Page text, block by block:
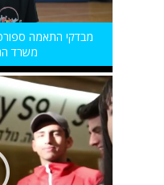
מבדקי התאמה
משרד